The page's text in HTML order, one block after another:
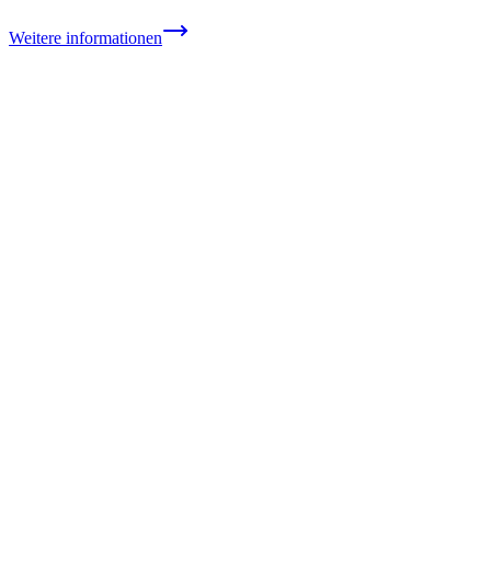
Weitere informationen